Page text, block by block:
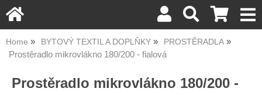
Home BYTOVÝ TEXTIL A DOPLŇKY PROSTĚRADLA
Prostěradlo mikrovlákno 180/200 - fialová
Prostěradlo mikrovlákno 180/200 -